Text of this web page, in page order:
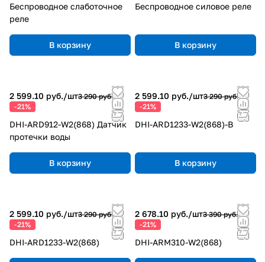
Беспроводное слаботочное
реле
В корзину
Беспроводное силовое реле
В корзину
2 599.10 руб./шт3 290 руб.
-21%
DHI-ARD912-W2(868) Датчик
протечки воды
В корзину
2 599.10 руб./шт3 290 руб.
-21%
DHI-ARD1233-W2(868)-B
В корзину
2 599.10 руб./шт3 290 руб.
-21%
DHI-ARD1233-W2(868)
2 678.10 руб./шт3 390 руб.
-21%
DHI-ARM310-W2(868)